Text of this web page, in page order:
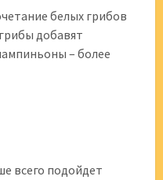
белых грибов
добавят
– более
всего подойдет